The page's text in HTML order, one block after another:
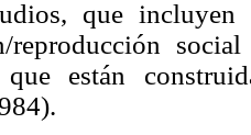
que
reproducción
que están